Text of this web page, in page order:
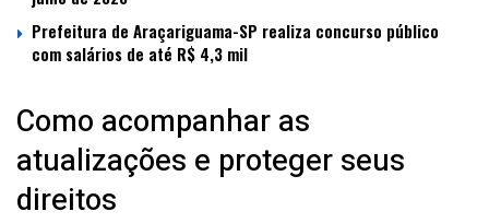
Prefeitura de Araçariguama-SP realiza concurso público
com salários de até R$ 4,3 mil
Como acompanhar as
atualizações e proteger seus
direitos